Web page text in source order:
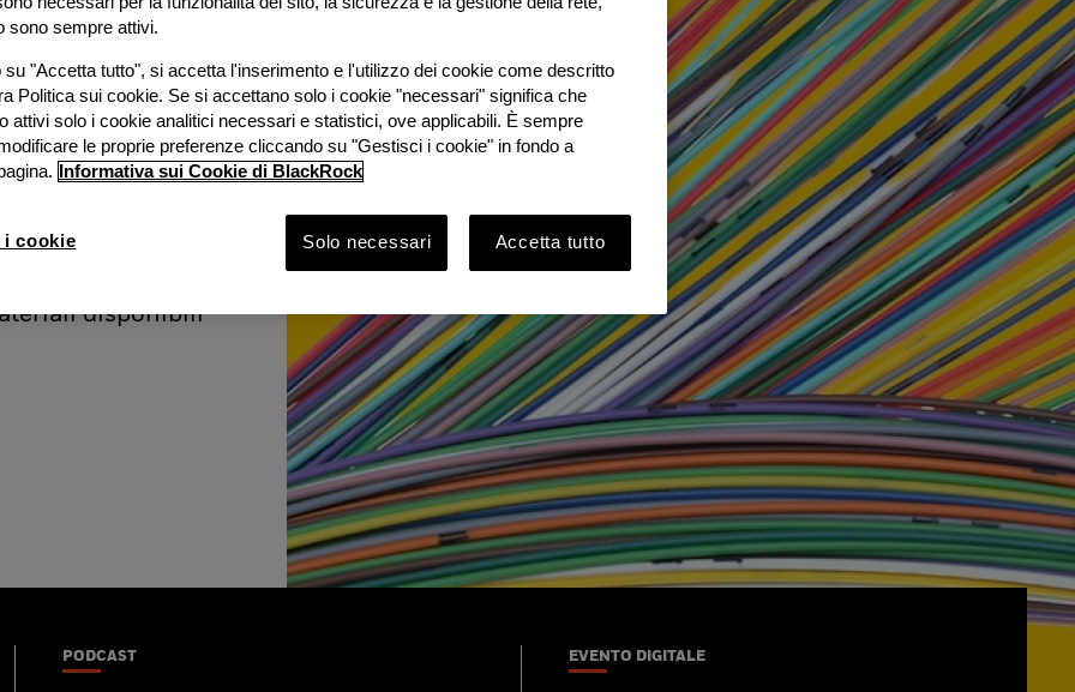
2026 con
e
disponibili
PODCAST EVENTO DIGITALE
sono sempre attivi.
su "Accetta tutto", si accetta l'inserimento e l'utilizzo dei cookie come descritto
Politica sui cookie. Se si accettano solo i cookie "necessari" significa che
attivi solo i cookie analitici necessari e statistici, ove applicabili. È sempre
le proprie preferenze cliccando su "Gestisci i cookie" in fondo a
Informativa sui Cookie di BlackRock
Solo necessari Accetta tutto
cookie